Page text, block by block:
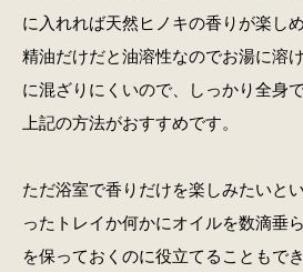
に入れれば天然ヒノキの香りが楽しめ
精油だけだと油溶性なのでお湯に溶
に混ざりにくいので、しっかり全身
上記の方法がおすすめです。
ただ浴室で香りだけを楽しみたいと
ったトレイか何かにオイルを数滴垂
を保っておくのに役立てることもでき